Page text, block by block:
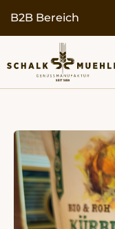
springen
B2B Bereich